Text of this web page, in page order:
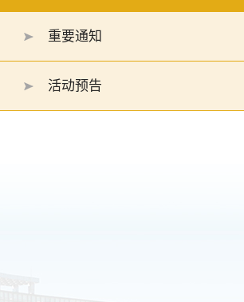
重要通知
活动预告